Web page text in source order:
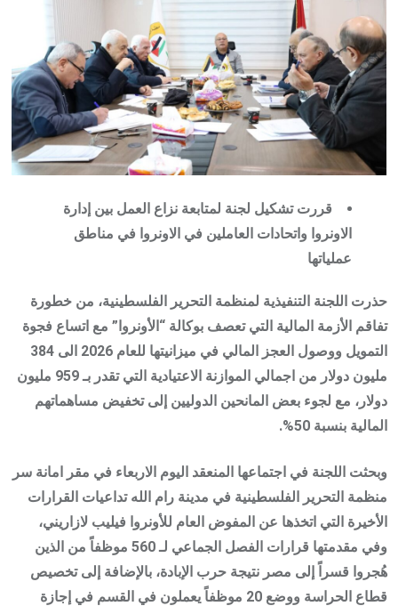
قررت تشكيل لجنة لمتابعة نزاع العمل بين إدارة
الاونروا واتحادات العاملين في الاونروا في مناطق
عملياتها
حذرت اللجنة التنفيذية لمنظمة التحرير الفلسطينية، من خطورة
تفاقم الأزمة المالية التي تعصف بوكالة “الأونروا” مع اتساع فجوة
التمويل ووصول العجز المالي في ميزانيتها للعام 2026 الى 384
مليون دولار من اجمالي الموازنة الاعتيادية التي تقدر بـ 959 مليون
دولار، مع لجوء بعض المانحين الدوليين إلى تخفيض مساهماتهم
المالية بنسبة 50%.
وبحثت اللجنة في اجتماعها المنعقد اليوم الاربعاء في مقر امانة سر
منظمة التحرير الفلسطينية في مدينة رام الله تداعيات القرارات
الأخيرة التي اتخذها عن المفوض العام للأونروا فيليب لازاريني،
وفي مقدمتها قرارات الفصل الجماعي لـ 560 موظفاً من الذين
هُجروا قسراً إلى مصر نتيجة حرب الإبادة، بالإضافة إلى تخصيص
قطاع الحراسة ووضع 20 موظفاً يعملون في القسم في إجازة